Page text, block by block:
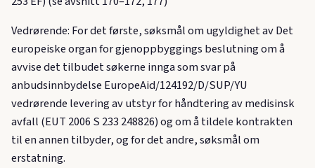
Vedrørende: For det første, søksmål om ugyldighet av Det
europeiske organ for gjenoppbyggings beslutning om å
avvise det tilbudet søkerne innga som svar på
anbudsinnbydelse EuropeAid/124192/D/SUP/YU
vedrørende levering av utstyr for håndtering av medisinsk
avfall (EUT 2006 S 233 248826) og om å tildele kontrakten
til en annen tilbyder, og for det andre, søksmål om
erstatning.